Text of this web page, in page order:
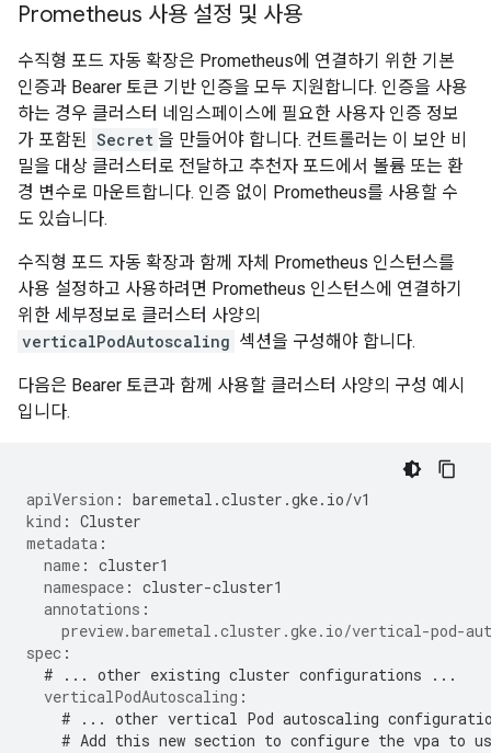
Prometheus 사용 설정 및 사용
수직형 포드 자동 확장은 Prometheus에 연결하기 위한 기본
인증과 Bearer 토큰 기반 인증을 모두 지원합니다. 인증을 사용
하는 경우 클러스터 네임스페이스에 필요한 사용자 인증 정보
가 포함된 Secret 을 만들어야 합니다. 컨트롤러는 이 보안 비
밀을 대상 클러스터로 전달하고 추천자 포드에서 볼륨 또는 환
경 변수로 마운트합니다. 인증 없이 Prometheus를 사용할 수
도 있습니다.
수직형 포드 자동 확장과 함께 자체 Prometheus 인스턴스를
사용 설정하고 사용하려면 Prometheus 인스턴스에 연결하기
위한 세부정보로 클러스터 사양의
verticalPodAutoscaling 섹션을 구성해야 합니다.
다음은 Bearer 토큰과 함께 사용할 클러스터 사양의 구성 예시
입니다.
apiVersion : baremetal.cluster.gke.io/v1
kind : Cluster
metadata :
name : cluster1
namespace : cluster-cluster1
annotations :
preview.baremetal.cluster.gke.io/vertical-pod-
spec :
# ... other existing cluster configurations ...
verticalPodAutoscaling :
# ... other vertical Pod autoscaling
# Add this new section to configure the vpa to